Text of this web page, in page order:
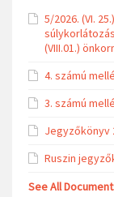
5/2026. (VI.
(VIII.01.)
4. számú
3. számú
Jegyzőkönyv
Ruszin
See All